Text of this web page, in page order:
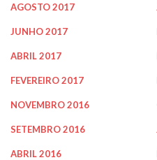
AGOSTO 2017
JUNHO 2017
ABRIL 2017
FEVEREIRO 2017
NOVEMBRO 2016
SETEMBRO 2016
ABRIL 2016